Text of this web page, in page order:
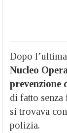
Dopo
Nucleo
prevenzione
di fatto
si trovava
polizia.